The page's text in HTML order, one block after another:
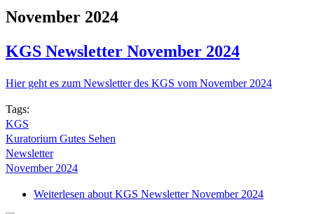
November 2024
KGS Newsletter November 2024
Hier geht es zum Newsletter des KGS vom November 2024
Tags:
KGS
Kuratorium Gutes Sehen
Newsletter
November 2024
Weiterlesen about KGS Newsletter November 2024